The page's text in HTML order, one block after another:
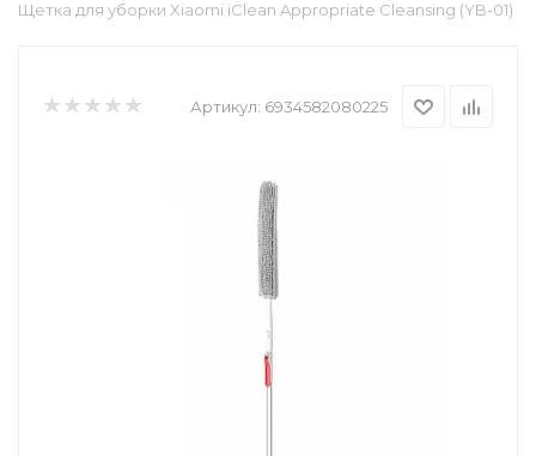
Щетка для уборки Xiaomi iСlean Appropriate Cleansing (YB-01)
Артикул: 6934582080225